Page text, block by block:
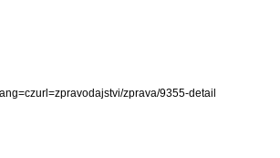
zprava/9355-detail